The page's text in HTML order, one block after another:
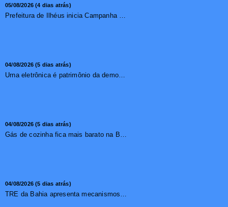
05/08/2026 (4 dias atrás)
Prefeitura de Ilhéus inicia Campanha de Multivacinação 2026
04/08/2026 (5 dias atrás)
Urna eletrônica é patrimônio da democracia, diz presidente do TSE
04/08/2026 (5 dias atrás)
Gás de cozinha fica mais barato na Bahia após redução de 7,1%
04/08/2026 (5 dias atrás)
TRE da Bahia apresenta mecanismos de segurança das urnas e nova ordem de votação para eleições